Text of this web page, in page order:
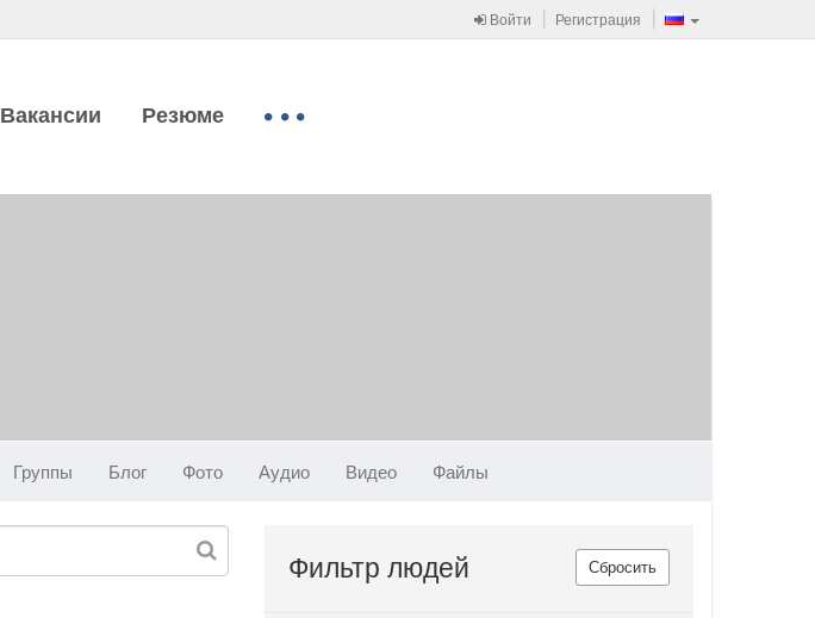
Войти Регистрация
Вакансии Резюме
Группы Блог Фото Аудио Видео Файлы
Сбросить
Фильтр людей